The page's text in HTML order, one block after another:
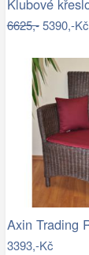
6625,-5390,-Kč
3393,-Kč